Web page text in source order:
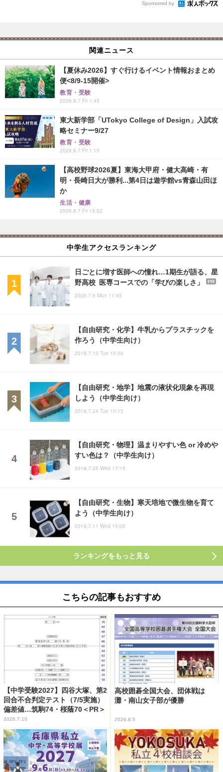
Sponsored by
関連ニュース
【夏休み2026】すぐ行けるイベント情報おまとめ
便<8/9-15開催>
教育・受験
2026.8.7 Fri 1:45
東大新学部「UTokyo College of Design」入試攻
略セミナー9/27
教育・受験
2026.8.7 Fri 1:15
【高校野球2026夏】東海大甲府・健大高崎・有
明・長崎日大が勝利...第4日は遊学館vs青森山田ほ
か
生活・健康
2026.8.7 Fri 15:52
中学生アクセスランキング
日ごとに増す医師への憧れ…1期生が語る、星
野高校 医専コースでの「学びの楽しさ」
PR
2026.7.6 Mon 11:45
【自由研究・化学】牛乳からプラスチックを
作ろう（中学生向け）
2018.7.10 Tue 15:00
【自由研究・地学】地震の液状化現象を再現
しよう（中学生向け）
2018.7.24 Tue 10:15
【自由研究・物理】温まりやすい色 or 冷めや
すい色は？（中学生向け）
2018.7.25 Wed 17:15
【自由研究・生物】寒天培地で微生物を育て
よう（中学生向け）
2018.7.11 Wed 15:00
ランキングをもっと見る
こちらの記事もおすすめ
【中学受験2027】四谷大塚、第2
回合不合判定テスト（7/5実施）
偏差値…筑駒74・桜蔭70＜PR＞
2026.7.10
高校囲碁全国大会、団体戦は
灘・南山女子部が優勝
2026.8.5